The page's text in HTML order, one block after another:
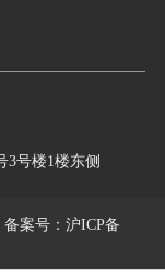
3号楼1楼东侧
备案号：沪ICP备